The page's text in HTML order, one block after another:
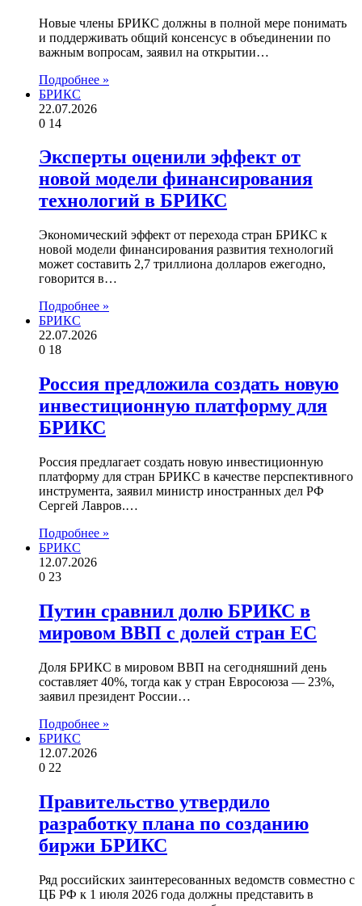
Новые члены БРИКС должны в полной мере понимать
и поддерживать общий консенсус в объединении по
важным вопросам, заявил на открытии…
Подробнее »
БРИКС
22.07.2026
0 14
Эксперты оценили эффект от
новой модели финансирования
технологий в БРИКС
Экономический эффект от перехода стран БРИКС к
новой модели финансирования развития технологий
может составить 2,7 триллиона долларов ежегодно,
говорится в…
Подробнее »
БРИКС
22.07.2026
0 18
Россия предложила создать новую
инвестиционную платформу для
БРИКС
Россия предлагает создать новую инвестиционную
платформу для стран БРИКС в качестве перспективного
инструмента, заявил министр иностранных дел РФ
Сергей Лавров.…
Подробнее »
БРИКС
12.07.2026
0 23
Путин сравнил долю БРИКС в
мировом ВВП с долей стран ЕС
Доля БРИКС в мировом ВВП на сегодняшний день
составляет 40%, тогда как у стран Евросоюза — 23%,
заявил президент России…
Подробнее »
БРИКС
12.07.2026
0 22
Правительство утвердило
разработку плана по созданию
биржи БРИКС
Ряд российских заинтересованных ведомств совместно с
ЦБ РФ к 1 июля 2026 года должны представить в